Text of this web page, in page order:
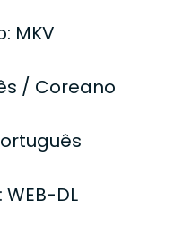
MKV
/ Coreano
DL